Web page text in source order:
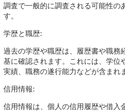
調査で一般的に調査される可能性の
す。
学歴と職歴:
過去の学歴や職歴は、履歴書や職務
基に確認されます。これには、学位
実績、職務の遂行能力などが含まれ
信用情報:
信用情報は、個人の信用履歴や借入